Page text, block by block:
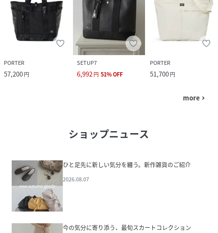
PORTER
57,200円
SETUP7
6,992円 51%OFF
PORTER
51,700円
more navigate_next
ショップニュース
ひと足先に新しい気分を纏う。新作雑貨のご紹介
2026.08.07
今の気分に寄り添う、最旬スカートコレクション